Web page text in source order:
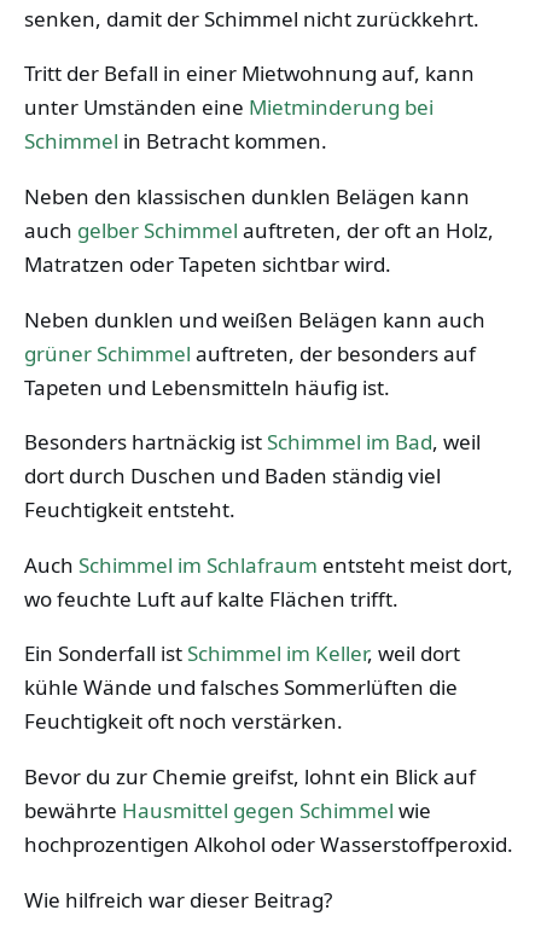
senken, damit der Schimmel nicht zurückkehrt.
Tritt der Befall in einer Mietwohnung auf, kann
unter Umständen eine Mietminderung bei
Schimmel in Betracht kommen.
Neben den klassischen dunklen Belägen kann
auch gelber Schimmel auftreten, der oft an Holz,
Matratzen oder Tapeten sichtbar wird.
Neben dunklen und weißen Belägen kann auch
grüner Schimmel auftreten, der besonders auf
Tapeten und Lebensmitteln häufig ist.
Besonders hartnäckig istSchimmel im Bad, weil
dort durch Duschen und Baden ständig viel
Feuchtigkeit entsteht.
Auch Schimmel im Schlafraum entsteht meist dort,
wo feuchte Luft auf kalte Flächen trifft.
Ein Sonderfall istSchimmel im Keller, weil dort
kühle Wände und falsches Sommerlüften die
Feuchtigkeit oft noch verstärken.
Bevor du zur Chemie greifst, lohnt ein Blick auf
bewährte Hausmittel gegen Schimmel wie
hochprozentigen Alkohol oder Wasserstoffperoxid.
Wie hilfreich war dieser Beitrag?